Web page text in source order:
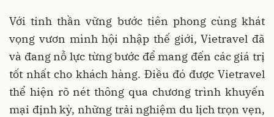
Với tinh thần vững bước tiên phong cùng khát
vọng vươn mình hội nhập thế giới, Vietravel đã
và đang nỗ lực từng bước để mang đến các giá trị
tốt nhất cho khách hàng. Điều đó được Vietravel
thể hiện rõ nét thông qua chương trình khuyến
mại định kỳ, những trải nghiệm du lịch trọn vẹn,